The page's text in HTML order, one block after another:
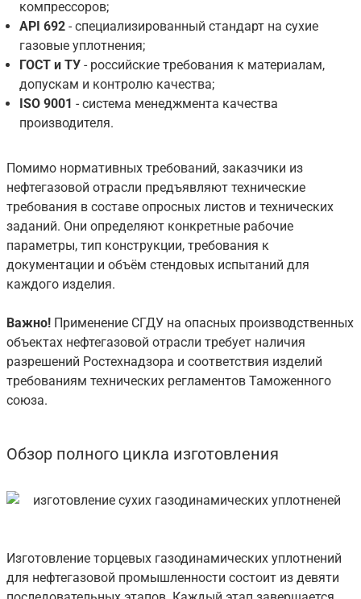
компрессоров;
API 692 - специализированный стандарт на сухие
газовые уплотнения;
ГОСТ и ТУ - российские требования к материалам,
допускам и контролю качества;
ISO 9001 - система менеджмента качества
производителя.
Помимо нормативных требований, заказчики из
нефтегазовой отрасли предъявляют технические
требования в составе опросных листов и технических
заданий. Они определяют конкретные рабочие
параметры, тип конструкции, требования к
документации и объём стендовых испытаний для
каждого изделия.
Важно! Применение СГДУ на опасных производственных
объектах нефтегазовой отрасли требует наличия
разрешений Ростехнадзора и соответствия изделий
требованиям технических регламентов Таможенного
союза.
Обзор полного цикла изготовления
Изготовление торцевых газодинамических уплотнений
для нефтегазовой промышленности состоит из девяти